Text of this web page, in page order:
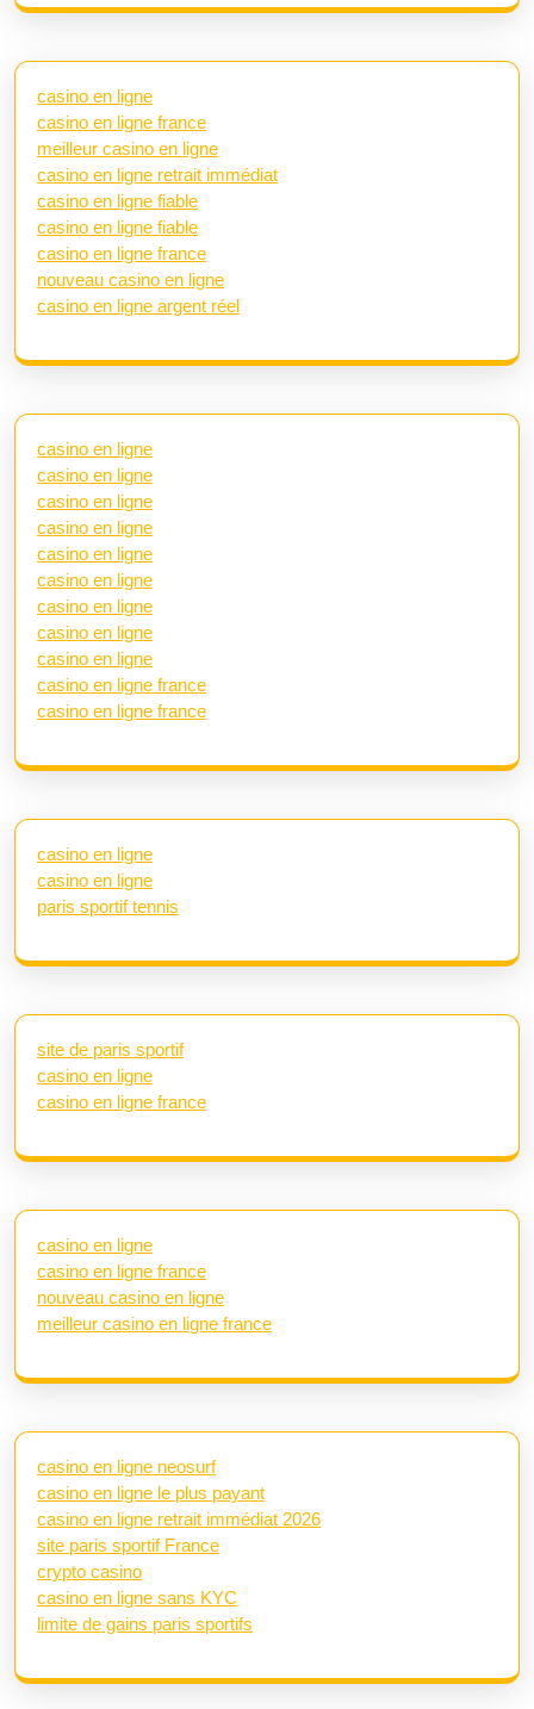
casino en ligne
casino en ligne france
meilleur casino en ligne
casino en ligne retrait immédiat
casino en ligne fiable
casino en ligne fiable
casino en ligne france
nouveau casino en ligne
casino en ligne argent réel
casino en ligne
casino en ligne
casino en ligne
casino en ligne
casino en ligne
casino en ligne
casino en ligne
casino en ligne
casino en ligne
casino en ligne france
casino en ligne france
casino en ligne
casino en ligne
paris sportif tennis
site de paris sportif
casino en ligne
casino en ligne france
casino en ligne
casino en ligne france
nouveau casino en ligne
meilleur casino en ligne france
casino en ligne neosurf
casino en ligne le plus payant
casino en ligne retrait immédiat 2026
site paris sportif France
crypto casino
casino en ligne sans KYC
limite de gains paris sportifs